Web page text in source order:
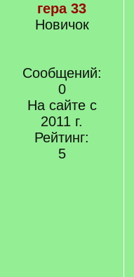
гера 33
Новичок
Сообщений:
0
На сайте с
2011 г.
Рейтинг:
5